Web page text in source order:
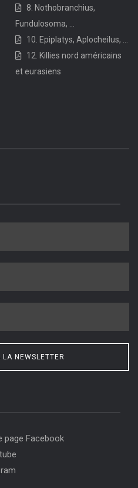
8. Nothobranchius,
Fundulosoma, ...
10. Epiplatys, Aplocheilus, ...
12. Killies nord américains
et eurasiens
NEWSLETTER
page Facebook